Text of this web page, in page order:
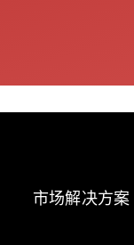
市场解决方案